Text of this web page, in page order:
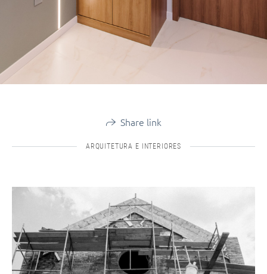
Share link
ARQUITETURA E INTERIORES